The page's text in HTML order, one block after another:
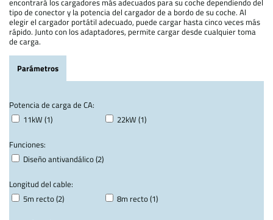
encontrará los cargadores más adecuados para su coche dependiendo del
tipo de conector y la potencia del cargador de a bordo de su coche. Al
elegir el cargador portátil adecuado, puede cargar hasta cinco veces más
rápido. Junto con los adaptadores, permite cargar desde cualquier toma
de carga.
Parámetros
Potencia de carga de CA:
11kW (1)
22kW (1)
Funciones:
Diseño antivandálico (2)
Longitud del cable:
5m recto (2)
8m recto (1)